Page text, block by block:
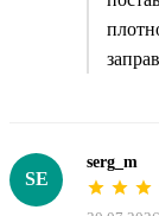
SE
serg_m